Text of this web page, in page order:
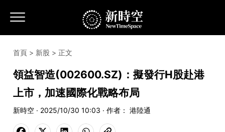
首頁 > 新股 > 正文
領益智造(002600.SZ)：擬發行H股赴港
上市，加速國際化戰略布局
新時空 · 2025/10/30 10:03 · 作者： 港陸通